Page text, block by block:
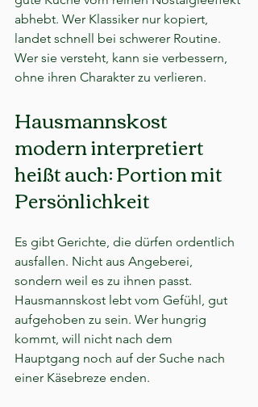
abhebt. Wer Klassiker nur kopiert,
landet schnell bei schwerer Routine.
Wer sie versteht, kann sie verbessern,
ohne ihren Charakter zu verlieren.
Hausmannskost
modern interpretiert
heißt auch: Portion mit
Persönlichkeit
Es gibt Gerichte, die dürfen ordentlich
ausfallen. Nicht aus Angeberei,
sondern weil es zu ihnen passt.
Hausmannskost lebt vom Gefühl, gut
aufgehoben zu sein. Wer hungrig
kommt, will nicht nach dem
Hauptgang noch auf der Suche nach
einer Käsebreze enden.